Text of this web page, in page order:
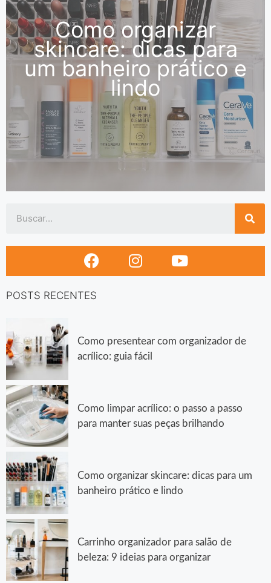
Como organizar
skincare: dicas para
um banheiro prático e
lindo
POSTS RECENTES
Como presentear com organizador de
acrílico: guia fácil
Como limpar acrílico: o passo a passo
para manter suas peças brilhando
Como organizar skincare: dicas para um
banheiro prático e lindo
Carrinho organizador para salão de
beleza: 9 ideias para organizar